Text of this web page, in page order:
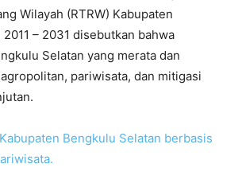
Wilayah (RTRW) Kabupaten
– 2031 disebutkan bahwa
Selatan yang merata dan
pariwisata, dan mitigasi